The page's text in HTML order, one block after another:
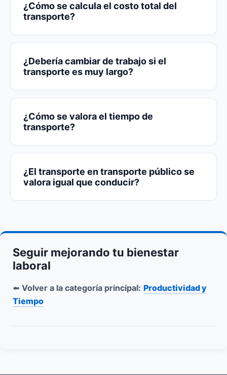
¿Cómo se calcula el costo total del
transporte?
¿Debería cambiar de trabajo si el
transporte es muy largo?
¿Cómo se valora el tiempo de
transporte?
¿El transporte en transporte público se
valora igual que conducir?
Seguir mejorando tu bienestar
laboral
⬅️ Volver a la categoría principal: Productividad y
Tiempo